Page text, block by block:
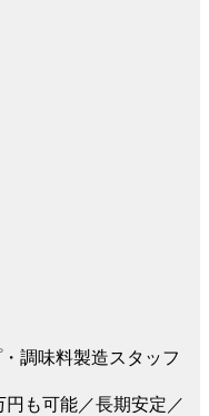
調味料製造スタッフ
円も可能／長期安定／